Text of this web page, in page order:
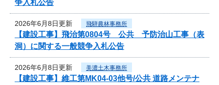
争入札公告
2026年6月8日更新 飛騨農林事務所
【建設工事】飛治第0804号 公共 予防治山工事（表
洞）に関する一般競争入札公告
2026年6月8日更新 美濃土木事務所
【建設工事】維工第MK04-03他号/公共 道路メンテナ